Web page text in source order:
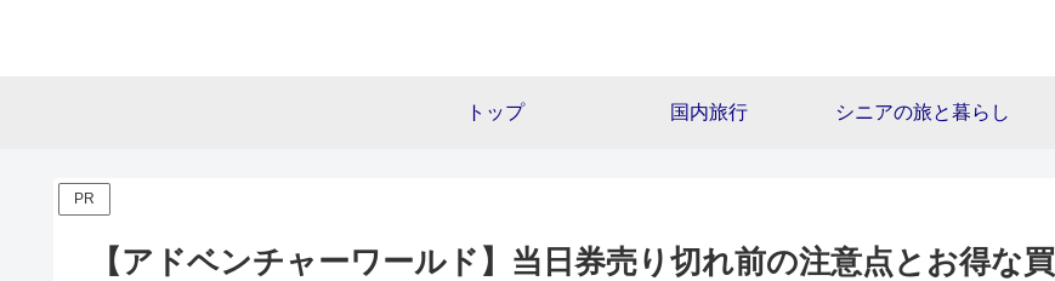
トップ 国内旅行 シニアの旅と暮らし
PR
【アドベンチャーワールド】当日券売り切れ前の注意点とお得な買